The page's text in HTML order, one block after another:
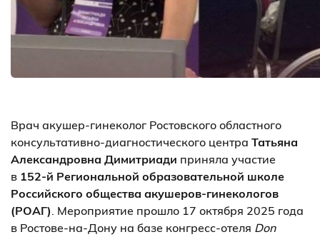
Врач акушер-гинеколог Ростовского областного
консультативно-диагностического центра Татьяна
Александровна Димитриади приняла участие
в 152-й Региональной образовательной школе
Российского общества акушеров-гинекологов
(РОАГ). Мероприятие прошло 17 октября 2025 года
в Ростове-на-Дону на базе конгресс-отеля Don